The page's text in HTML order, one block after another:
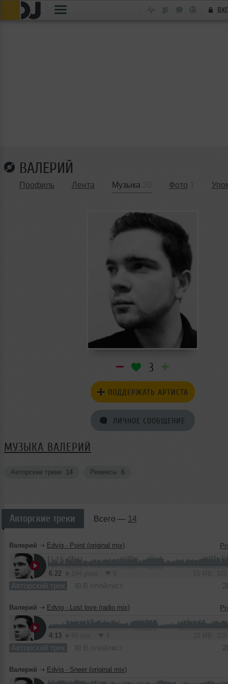
ВАЛЕРИЙ
Профиль Лента Музыка Фото
3
ПОДДЕРЖАТЬ АРТИСТА
ЛИЧНОЕ СООБЩЕНИЕ
МУЗЫКА ВАЛЕРИЙ
Авторские треки 14 Ремиксы 6
Авторские треки Всего — 14
Валерий ➝ Edvig - Point (original mix)
6:22
Авторский трек В плейлист
Валерий ➝ Edvig - Lost love (radio mix)
4:13
Авторский трек В плейлист
Валерий ➝ Edvig - Sneer (original mix)